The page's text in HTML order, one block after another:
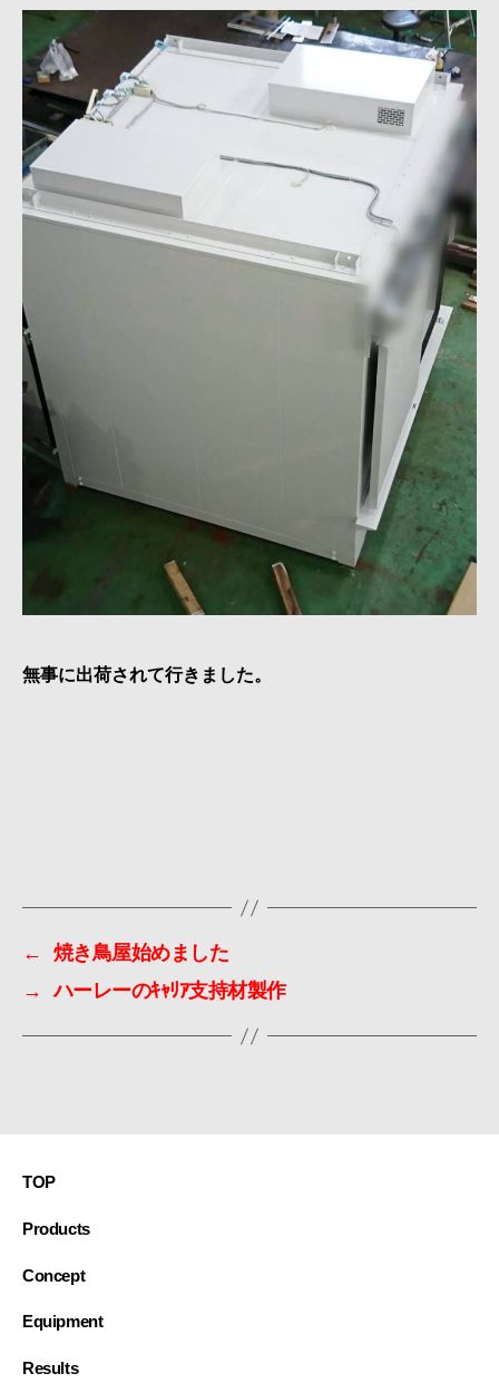
無事に出荷されて行きました。
←
焼き鳥屋始めました
→
ハーレーのｷｬﾘｱ支持材製作
TOP
Products
Concept
Equipment
Results